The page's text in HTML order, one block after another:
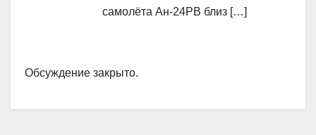
самолёта Ан-24РВ близ […]
Обсуждение закрыто.